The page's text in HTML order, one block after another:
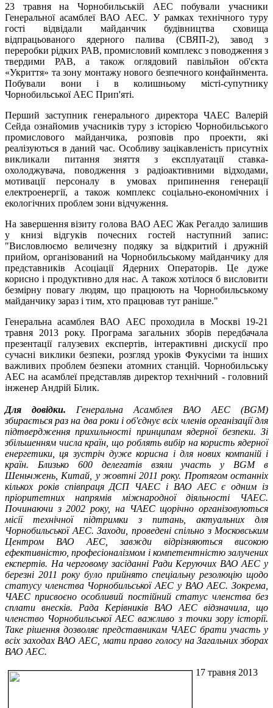
23 травня на Чорнобильській АЕС побували учасники
Генеральної асамблеї ВАО АЕС. У рамках технічного туру
гості відвідали майданчик будівництва сховища
відпрацьованого ядерного палива (СВЯП-2), завод з
переробки рідких РАВ, промисловий комплекс з поводження з
твердими РАВ, а також оглядовий павільйон об'єкта
«Укриття» та зону монтажу нового безпечного конфайнмента.
Побували вони і в колишньому місті-супутнику
Чорнобильської АЕС Прип'яті.
Перший заступник генерального директора ЧАЕС Валерій
Сейда ознайомив учасників туру з історією Чорнобильського
промислового майданчика, розповів про проекти, які
реалізуються в даний час. Особливу зацікавленість присутніх
викликали питання зняття з експлуатації ставка-
охолоджувача, поводження з радіоактивними відходами,
мотивації персоналу в умовах припинення генерації
електроенергії, а також комплекс соціально-економічних і
екологічних проблем зони відчуження.
На завершення візиту голова ВАО АЕС Жак Регалдо залишив
у книзі відгуків почесних гостей наступний запис:
"Висловлюємо величезну подяку за відкритий і дружній
прийом, організований на Чорнобильському майданчику для
представників Асоціації Ядерних Операторів. Це дуже
корисно і продуктивно для нас. А також хотілося б висловити
безмірну повагу людям, що працюють на Чорнобильському
майданчику зараз і тим, хто працював тут раніше."
Генеральна асамблея ВАО АЕС проходила в Москві 19-21
травня 2013 року. Програма загальних зборів передбачала
презентації галузевих експертів, інтерактивні дискусії про
сучасні виклики безпеки, розгляд уроків Фукусіми та інших
важливих проблем безпеки атомних станцій. Чорнобильську
АЕС на асамблеї представляв директор технічний - головний
інженер Андрій Білик.
Для довідки. Генеральна Асамблея ВАО АЕС (BGM)
збирається раз на два роки і об'єднує всіх членів організації для
підтвердження прихильності принципам ядерної безпеки. Зі
збільшенням числа країн, що роблять вибір на користь ядерної
енергетики, ця зустріч дуже корисна і для нових компаній і
країн. Близько 600 делегатів взяли участь у BGM в
Шеньчжень, Китай, у жовтні 2011 року. Протягом останніх
кількох років співпраця ДСП ЧАЕС і ВАО АЕС є одним із
пріоритетних напрямів міжнародної діяльності ЧАЕС.
Починаючи з 2002 року, на ЧАЕС щорічно організовуються
місії технічної підтримки з питань, актуальних для
Чорнобильської АЕС. Заходи, проведені спільно з Московським
Центром ВАО АЕС, завжди відрізняються високою
ефективністю, професіоналізмом і компетентністю залучених
експертів. На черговому засіданні Ради Керуючих ВАО АЕС у
березні 2011 року було прийнято спеціальну резолюцію щодо
статусу членства Чорнобильської АЕС у ВАО АЕС. Зокрема,
ЧАЕС присвоєно особливий постійний статус членства без
сплати внесків. Рада Керівників ВАО АЕС відзначила, що
членство Чорнобильської АЕС важливо з точки зору історії.
Таке рішення дозволяє представникам ЧАЕС брати участь у
всіх заходах ВАО АЕС, мати право голосу на Загальних зборах
ВАО АЕС.
17 травня 2013